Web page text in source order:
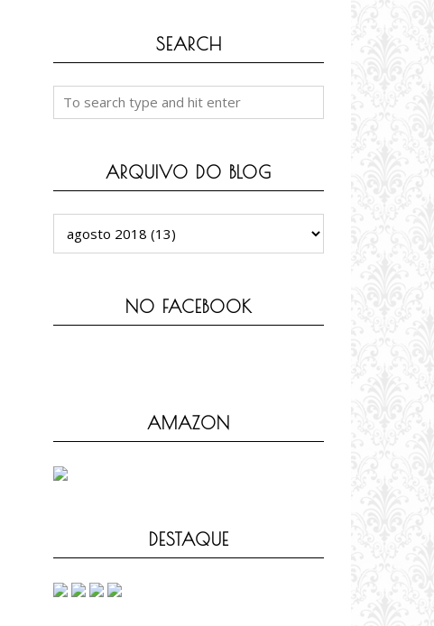
SEARCH
ARQUIVO DO BLOG
NO FACEBOOK
AMAZON
DESTAQUE